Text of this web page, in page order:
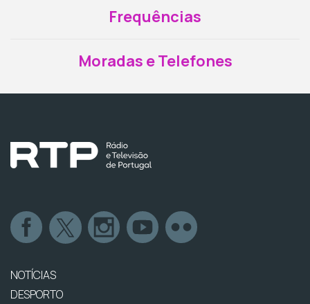
Frequências
Moradas e Telefones
NOTÍCIAS
DESPORTO